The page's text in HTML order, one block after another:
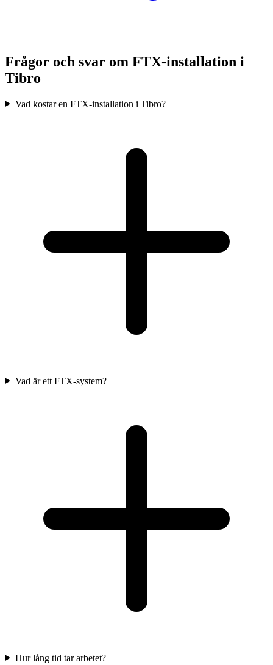
Frågor och svar om FTX-installation i
Tibro
Vad kostar en FTX-installation i Tibro?
Vad är ett FTX-system?
Hur lång tid tar arbetet?